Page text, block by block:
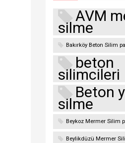
AVM
silme
Bakırköy Beton Silim
beton
silimcileri
Beton
silme
Beykoz Mermer Silim
Beylikdüzü Mermer